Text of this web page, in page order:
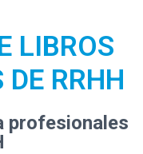
LIBROS
DE RRHH
profesionales